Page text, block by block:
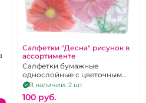
Салфетки "Десна" рисунок в
ассортименте
Салфетки бумажные
однослойные с цветочным
узором
В наличии: 2 шт.
100 pуб.